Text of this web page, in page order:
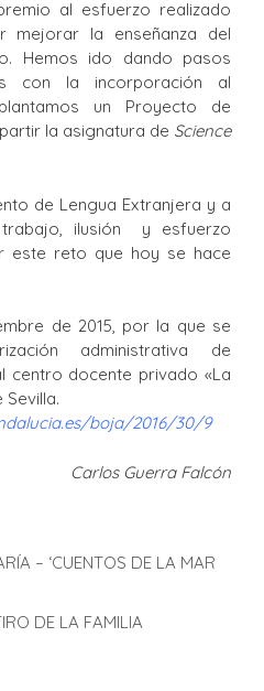
al esfuerzo realizado
mejorar la enseñanza del
Hemos ido dando pasos
con la incorporación al
un Proyecto de
la asignatura de Science
de Lengua Extranjera y a
ilusión y esfuerzo
este reto que hoy se hace
de 2015, por la que se
administrativa de
centro docente privado «La
Sevilla.
boja/2016/30/9
Carlos Guerra Falcón
– ‘CUENTOS DE LA MAR
DE LA FAMILIA